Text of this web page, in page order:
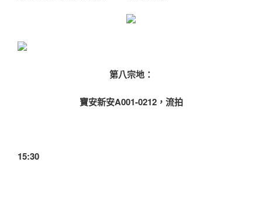
第八宗地：
寶安新安A001-0212，流拍
15:30